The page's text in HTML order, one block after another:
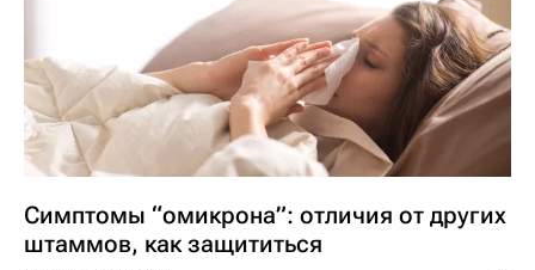
Симптомы “омикрона”: отличия от других
штаммов, как защититься